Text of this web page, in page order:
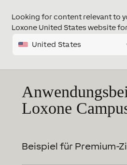
Looking for content relevant to
Loxone United States website
United States
Loxone
Beispiel für Premium-